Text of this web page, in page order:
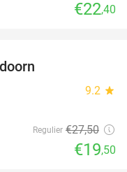
€22,40
9.2 star
Regulier €27,50
€19,50